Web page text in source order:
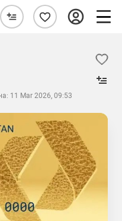
11 Mar 2026, 09:53